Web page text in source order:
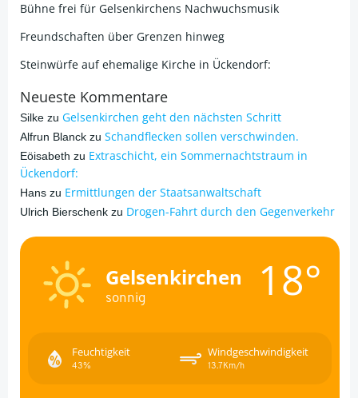
Bühne frei für Gelsenkirchens Nachwuchsmusik
Freundschaften über Grenzen hinweg
Steinwürfe auf ehemalige Kirche in Ückendorf:
Neueste Kommentare
Silke zu Gelsenkirchen geht den nächsten Schritt
Alfrun Blanck zu Schandflecken sollen verschwinden.
Eöisabeth zu Extraschicht, ein Sommernachtstraum in
Ückendorf:
Hans zu Ermittlungen der Staatsanwaltschaft
Ulrich Bierschenk zu Drogen-Fahrt durch den Gegenverkehr
Gelsenkirchen
sonnig 18°
Feuchtigkeit
43%
Windgeschwindigkeit
13.7Km/h